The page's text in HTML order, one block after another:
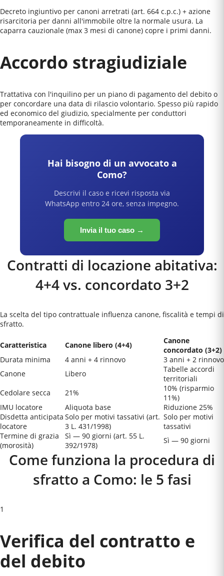
Decreto ingiuntivo per canoni arretrati (art. 664 c.p.c.) + azione
risarcitoria per danni all'immobile oltre la normale usura. La
caparra cauzionale (max 3 mesi di canone) copre i primi danni.
Accordo stragiudiziale
Trattativa con l'inquilino per un piano di pagamento del debito o
per concordare una data di rilascio volontario. Spesso più rapido
ed economico del giudizio, specialmente per conduttori
temporaneamente in difficoltà.
Hai bisogno di un avvocato a
Como?
Descrivi il caso e ricevi risposta via
WhatsApp entro 24 ore, senza impegno.
Invia il tuo caso →
Contratti di locazione abitativa:
4+4 vs. concordato 3+2
La scelta del tipo contrattuale influenza canone, fiscalità e tempi di
sfratto.
Caratteristica Canone libero (4+4)
Canone
concordato (3+2)
Durata minima
4 anni + 4 rinnovo
3 anni + 2 rinnovo
Canone
Libero
Tabelle accordi
territoriali
Cedolare secca
21%
10% (risparmio
11%)
IMU locatore
Aliquota base
Riduzione 25%
Disdetta anticipata
locatore
Solo per motivi tassativi (art.
3 L. 431/1998)
Solo per motivi
tassativi
Termine di grazia
(morosità)
Sì — 90 giorni (art. 55 L.
392/1978)
Sì — 90 giorni
Come funziona la procedura di
sfratto a Como: le 5 fasi
1
Verifica del contratto e
del debito